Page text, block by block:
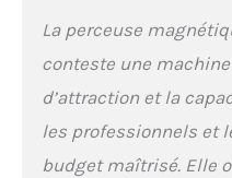
La perceuse
conteste une
d’attraction et la
les professionnels et
budget maîtrisé. Elle